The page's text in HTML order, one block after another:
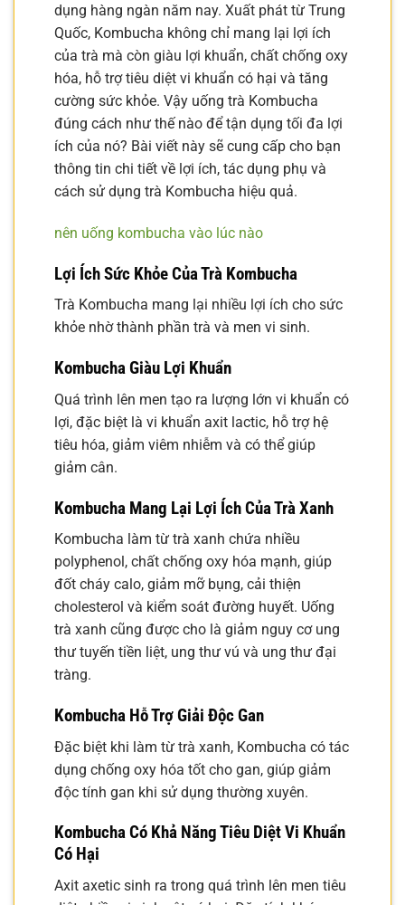
dụng hàng ngàn năm nay. Xuất phát từ Trung
Quốc, Kombucha không chỉ mang lại lợi ích
của trà mà còn giàu lợi khuẩn, chất chống oxy
hóa, hỗ trợ tiêu diệt vi khuẩn có hại và tăng
cường sức khỏe. Vậy uống trà Kombucha
đúng cách như thế nào để tận dụng tối đa lợi
ích của nó? Bài viết này sẽ cung cấp cho bạn
thông tin chi tiết về lợi ích, tác dụng phụ và
cách sử dụng trà Kombucha hiệu quả.
nên uống kombucha vào lúc nào
Lợi Ích Sức Khỏe Của Trà Kombucha
Trà Kombucha mang lại nhiều lợi ích cho sức
khỏe nhờ thành phần trà và men vi sinh.
Kombucha Giàu Lợi Khuẩn
Quá trình lên men tạo ra lượng lớn vi khuẩn có
lợi, đặc biệt là vi khuẩn axit lactic, hỗ trợ hệ
tiêu hóa, giảm viêm nhiễm và có thể giúp
giảm cân.
Kombucha Mang Lại Lợi Ích Của Trà Xanh
Kombucha làm từ trà xanh chứa nhiều
polyphenol, chất chống oxy hóa mạnh, giúp
đốt cháy calo, giảm mỡ bụng, cải thiện
cholesterol và kiểm soát đường huyết. Uống
trà xanh cũng được cho là giảm nguy cơ ung
thư tuyến tiền liệt, ung thư vú và ung thư đại
tràng.
Kombucha Hỗ Trợ Giải Độc Gan
Đặc biệt khi làm từ trà xanh, Kombucha có tác
dụng chống oxy hóa tốt cho gan, giúp giảm
độc tính gan khi sử dụng thường xuyên.
Kombucha Có Khả Năng Tiêu Diệt Vi Khuẩn
Có Hại
Axit axetic sinh ra trong quá trình lên men tiêu